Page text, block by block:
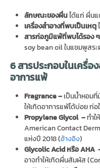
ลักษณะของผื่นได้แก่ ผื่นแ
เครื่องสำอางที่พบเป็นเหตุ
สารก่อภูมิแพ้ที่พบได้รอง ๆ
soy bean oil ในแชมพูสร
6 สารประกอบในเครื่อ
อาการแพ้
Fragrance – เป็นน้ำหอม
ให้เกิดอาการแพ้ได้บ่อย ก่อ
Propylene Glycol – ทำ
American Contact
แห่งปี 2018 (อ้างอิง)
Glycolic Acid หรือ AHA
อาจทำให้เกิดผื่นสัมผัส